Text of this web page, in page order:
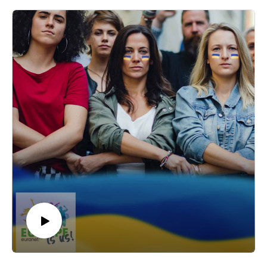
opinie potrivit căruia tinerii trebuie responsabilizaţi din ce în ce
mai mult, iar printre demersurile iniţiate în acest sens se numără
cel care prevede scăderea vârstei pentru dreptul de vot la 16
ani.În România, un proiect de lege care le-ar permite tinerilor să
voteze de la vârsta de 16 ani a fost depus în Parlament, în aprilie
2022, la inițiativa unor studenţi ai Universităţii București.
Iniţiatorii au argumentat că, la 16 ani, un tânăr are deja o serie de
drepturi şi obligaţii. Pentru a afla părerea celor vizaţi de această
iniţiativă, am stat de vorbă cu preşedintele Consiliului Naţional
al Elevilor din România, Miruna Croitoru. Ea spune că tinerii
români trebuie bine informaţi despre ce înseamnă votul şi
vorbeşte despre faptul că reducerea pragului de vârstă la 16 ani
pentru dreptul de vot trebuie să vină la pachet cu o campanie de
informare a elevilor în şcoli despre particularităţile vieţii politice.
Miruna subliniază şi faptul că tinerii trebuie învăţaţi să evite
campaniile de manipulare sau informaţiile
false.Europarlamentarul român Cristian Buşoi, de formare